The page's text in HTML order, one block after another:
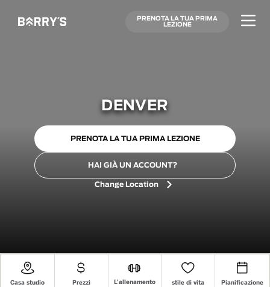
PRENOTA LA TUA PRIMA
LEZIONE
DENVER
PRENOTA LA TUA PRIMA LEZIONE
HAI GIÀ UN ACCOUNT?
Change Location
Casa studio Prezzi L'allenamento stile di vita Pianificazione